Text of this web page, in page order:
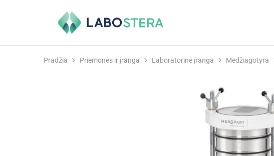
Labostera
Laboratorinė
Pradžia Priemonės ir įranga Laboratorinė įranga Medžiagotyra